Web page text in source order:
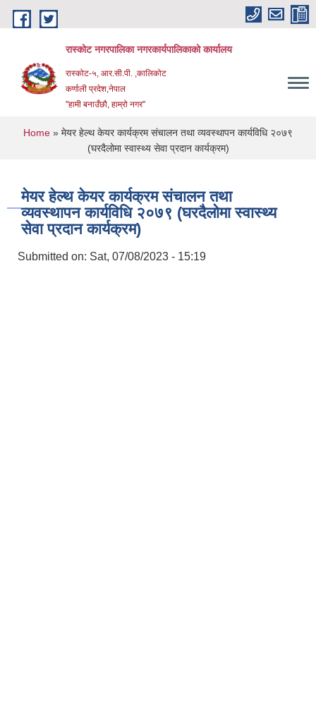
Skip to main content
रास्कोट नगरपालिका नगरकार्यपालिकाको कार्यालय
रास्कोट-५, आर.सी.पी. ,कालिकोट
कर्णाली प्रदेश,नेपाल
"हामी बनाउँछौ, हाम्रो नगर"
You are here
Home » मेयर हेल्थ केयर कार्यक्रम संचालन तथा व्यवस्थापन कार्यविधि २०७९
(घरदैलोमा स्वास्थ्य सेवा प्रदान कार्यक्रम)
मेयर हेल्थ केयर कार्यक्रम संचालन तथा
व्यवस्थापन कार्यविधि २०७९ (घरदैलोमा स्वास्थ्य
सेवा प्रदान कार्यक्रम)
Submitted on: Sat, 07/08/2023 - 15:19